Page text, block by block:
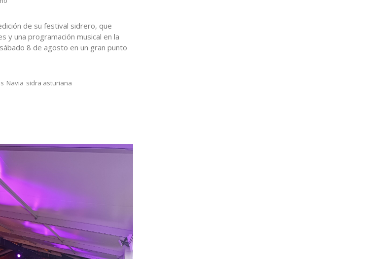
de su festival sidrero, que
y una programación musical en la
8 de agosto en un gran punto
Navia sidra asturiana